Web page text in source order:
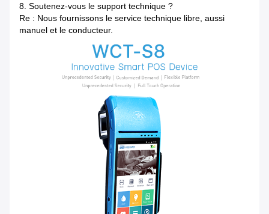
8. Soutenez-vous le support technique ?
Re : Nous fournissons le service technique libre, aussi
manuel et le conducteur.